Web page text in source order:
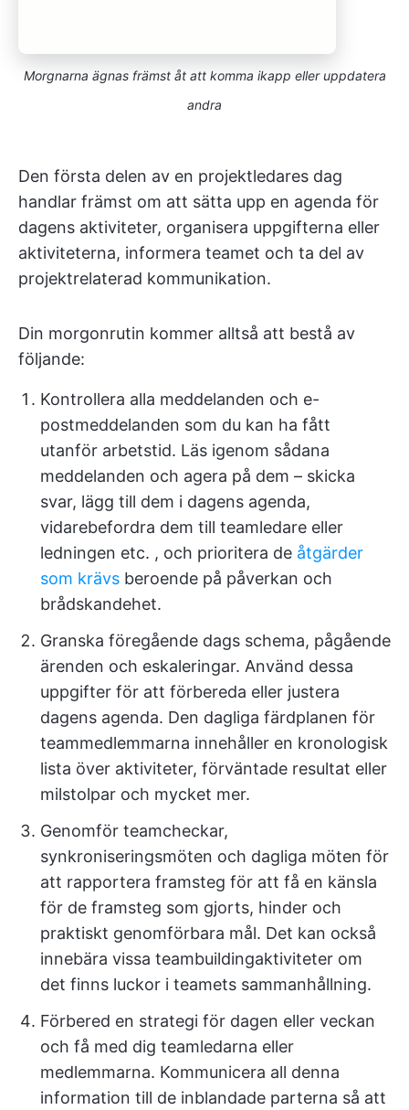
Morgnarna ägnas främst åt att komma ikapp eller uppdatera
andra
Den första delen av en projektledares dag
handlar främst om att sätta upp en agenda för
dagens aktiviteter, organisera uppgifterna eller
aktiviteterna, informera teamet och ta del av
projektrelaterad kommunikation.
Din morgonrutin kommer alltså att bestå av
följande:
Kontrollera alla meddelanden och e-
postmeddelanden som du kan ha fått
utanför arbetstid. Läs igenom sådana
meddelanden och agera på dem – skicka
svar, lägg till dem i dagens agenda,
vidarebefordra dem till teamledare eller
ledningen etc. , och prioritera de åtgärder
som krävs beroende på påverkan och
brådskandehet.
Granska föregående dags schema, pågående
ärenden och eskaleringar. Använd dessa
uppgifter för att förbereda eller justera
dagens agenda. Den dagliga färdplanen för
teammedlemmarna innehåller en kronologisk
lista över aktiviteter, förväntade resultat eller
milstolpar och mycket mer.
Genomför teamcheckar,
synkroniseringsmöten och dagliga möten för
att rapportera framsteg för att få en känsla
för de framsteg som gjorts, hinder och
praktiskt genomförbara mål. Det kan också
innebära vissa teambuildingaktiviteter om
det finns luckor i teamets sammanhållning.
Förbered en strategi för dagen eller veckan
och få med dig teamledarna eller
medlemmarna. Kommunicera all denna
information till de inblandade parterna så att